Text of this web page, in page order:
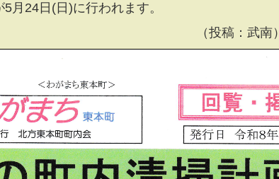
月24日(日)に行われます。
稿：武南）